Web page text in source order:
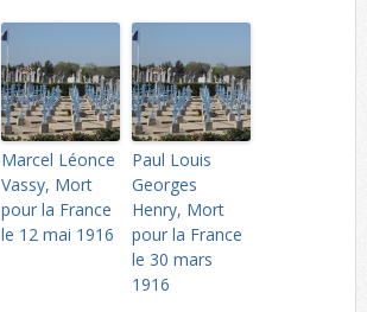
Marcel Léonce
Vassy, Mort
pour la France
le 12 mai 1916
Paul Louis
Georges
Henry, Mort
pour la France
le 30 mars
1916